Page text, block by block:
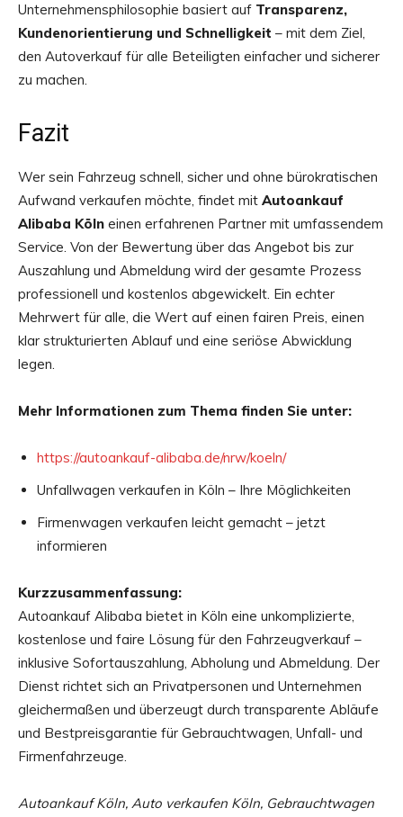
Unternehmensphilosophie basiert auf Transparenz,
Kundenorientierung und Schnelligkeit – mit dem Ziel,
den Autoverkauf für alle Beteiligten einfacher und sicherer
zu machen.
Fazit
Wer sein Fahrzeug schnell, sicher und ohne bürokratischen
Aufwand verkaufen möchte, findet mit Autoankauf
Alibaba Köln einen erfahrenen Partner mit umfassendem
Service. Von der Bewertung über das Angebot bis zur
Auszahlung und Abmeldung wird der gesamte Prozess
professionell und kostenlos abgewickelt. Ein echter
Mehrwert für alle, die Wert auf einen fairen Preis, einen
klar strukturierten Ablauf und eine seriöse Abwicklung
legen.
Mehr Informationen zum Thema finden Sie unter:
https://autoankauf-alibaba.de/nrw/koeln/
Unfallwagen verkaufen in Köln – Ihre Möglichkeiten
Firmenwagen verkaufen leicht gemacht – jetzt
informieren
Kurzzusammenfassung:
Autoankauf Alibaba bietet in Köln eine unkomplizierte,
kostenlose und faire Lösung für den Fahrzeugverkauf –
inklusive Sofortauszahlung, Abholung und Abmeldung. Der
Dienst richtet sich an Privatpersonen und Unternehmen
gleichermaßen und überzeugt durch transparente Abläufe
und Bestpreisgarantie für Gebrauchtwagen, Unfall- und
Firmenfahrzeuge.
Autoankauf Köln, Auto verkaufen Köln, Gebrauchtwagen